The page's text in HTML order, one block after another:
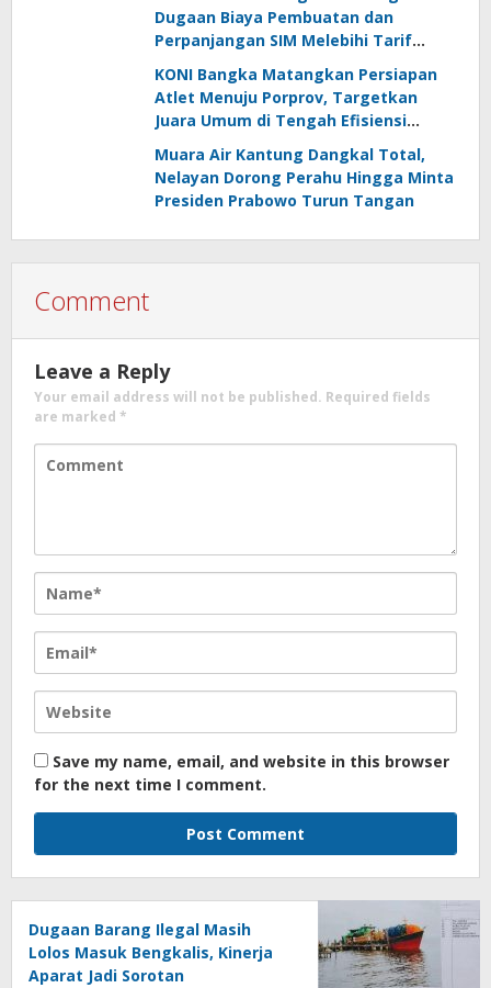
Dugaan Biaya Pembuatan dan
Perpanjangan SIM Melebihi Tarif
Resmi, Kapolres Bangka Beri
Tanggapan
KONI Bangka Matangkan Persiapan
Atlet Menuju Porprov, Targetkan
Juara Umum di Tengah Efisiensi
Anggaran
Muara Air Kantung Dangkal Total,
Nelayan Dorong Perahu Hingga Minta
Presiden Prabowo Turun Tangan
Comment
Leave a Reply
Your email address will not be published. Required fields
are marked *
Save my name, email, and website in this browser
for the next time I comment.
Dugaan Barang Ilegal Masih
Lolos Masuk Bengkalis, Kinerja
Aparat Jadi Sorotan